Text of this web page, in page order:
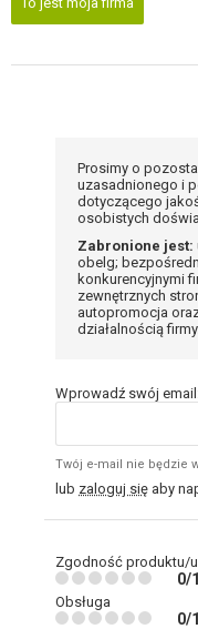
Prosimy o
uzasadnionego i
dotyczącego
osobistych
Zabronione jest:
obelg;
konkurencyjnymi
zewnętrznych
autopromocja
działalnością firmy.
Wprowadź swój
Twój e-mail nie będzie
lub zaloguj się aby
Zgodność produktu/
0/
Obsługa
0/